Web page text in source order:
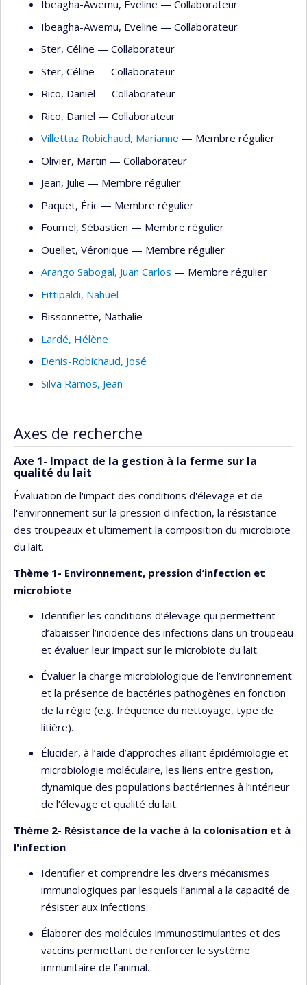
Ibeagha-Awemu, Eveline — Collaborateur
Ibeagha-Awemu, Eveline — Collaborateur
Ster, Céline — Collaborateur
Ster, Céline — Collaborateur
Rico, Daniel — Collaborateur
Rico, Daniel — Collaborateur
Villettaz Robichaud, Marianne — Membre régulier
Olivier, Martin — Collaborateur
Jean, Julie — Membre régulier
Paquet, Éric — Membre régulier
Fournel, Sébastien — Membre régulier
Ouellet, Véronique — Membre régulier
Arango Sabogal, Juan Carlos — Membre régulier
Fittipaldi, Nahuel
Bissonnette, Nathalie
Lardé, Hélène
Denis-Robichaud, José
Silva Ramos, Jean
Axes de recherche
Axe 1- Impact de la gestion à la ferme sur la
qualité du lait
Évaluation de l'impact des conditions d'élevage et de
l'environnement sur la pression d'infection, la résistance
des troupeaux et ultimement la composition du microbiote
du lait.
Thème 1- Environnement, pression d’infection et
microbiote
Identifier les conditions d’élevage qui permettent
d’abaisser l’incidence des infections dans un troupeau
et évaluer leur impact sur le microbiote du lait.
Évaluer la charge microbiologique de l’environnement
et la présence de bactéries pathogènes en fonction
de la régie (e.g. fréquence du nettoyage, type de
litière).
Élucider, à l’aide d’approches alliant épidémiologie et
microbiologie moléculaire, les liens entre gestion,
dynamique des populations bactériennes à l’intérieur
de l’élevage et qualité du lait.
Thème 2- Résistance de la vache à la colonisation et à
l'infection
Identifier et comprendre les divers mécanismes
immunologiques par lesquels l’animal a la capacité de
résister aux infections.
Élaborer des molécules immunostimulantes et des
vaccins permettant de renforcer le système
immunitaire de l’animal.